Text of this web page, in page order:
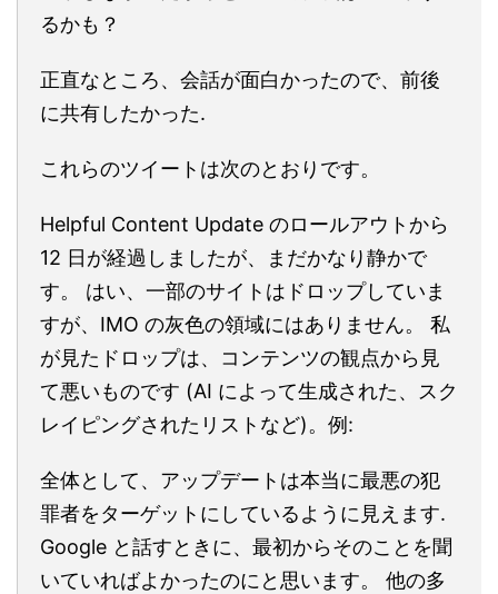
るかも？
正直なところ、会話が面白かったので、前後
に共有したかった.
これらのツイートは次のとおりです。
Helpful Content Update のロールアウトから
12 日が経過しましたが、まだかなり静かで
す。 はい、一部のサイトはドロップしていま
すが、IMO の灰色の領域にはありません。 私
が見たドロップは、コンテンツの観点から見
て悪いものです (AI によって生成された、スク
レイピングされたリストなど)。例:
全体として、アップデートは本当に最悪の犯
罪者をターゲットにしているように見えます.
Google と話すときに、最初からそのことを聞
いていればよかったのにと思います。 他の多